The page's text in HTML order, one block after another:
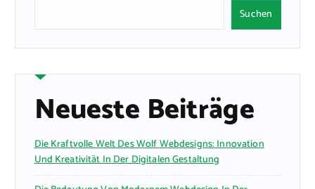
Suchen
Neueste Beiträge
Die Kraftvolle Welt Des Wolf Webdesigns: Innovation
Und Kreativität In Der Digitalen Gestaltung